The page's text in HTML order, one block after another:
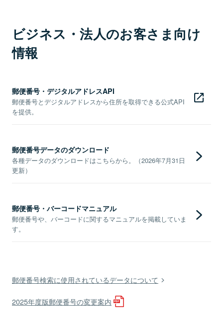
ビジネス・法人のお客さま向け
情報
郵便番号・デジタルアドレスAPI
郵便番号とデジタルアドレスから住所を取得できる公式API
を提供。
郵便番号データのダウンロード
各種データのダウンロードはこちらから。（2026年7月31日
更新）
郵便番号・バーコードマニュアル
郵便番号や、バーコードに関するマニュアルを掲載していま
す。
郵便番号検索に使用されているデータについて
2025年度版郵便番号の変更案内